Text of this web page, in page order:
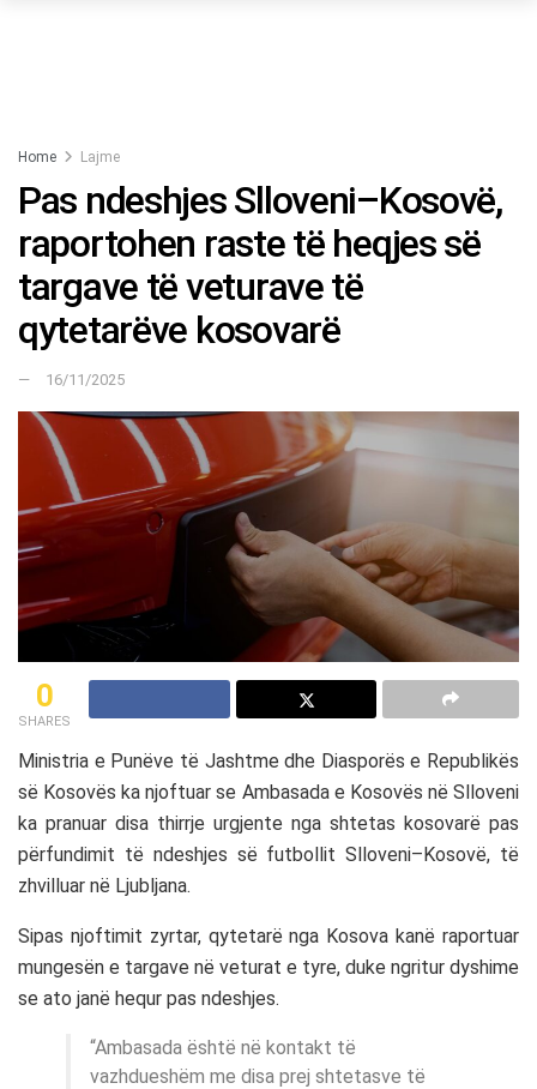
Home Lajme
Pas ndeshjes Slloveni–Kosovë,
raportohen raste të heqjes së
targave të veturave të
qytetarëve kosovarë
16/11/2025
0
SHARES
Ministria e Punëve të Jashtme dhe Diasporës e Republikës
së Kosovës ka njoftuar se Ambasada e Kosovës në Slloveni
ka pranuar disa thirrje urgjente nga shtetas kosovarë pas
përfundimit të ndeshjes së futbollit Slloveni–Kosovë, të
zhvilluar në Ljubljana.
Sipas njoftimit zyrtar, qytetarë nga Kosova kanë raportuar
mungesën e targave në veturat e tyre, duke ngritur dyshime
se ato janë hequr pas ndeshjes.
“Ambasada është në kontakt të
vazhdueshëm me disa prej shtetasve të